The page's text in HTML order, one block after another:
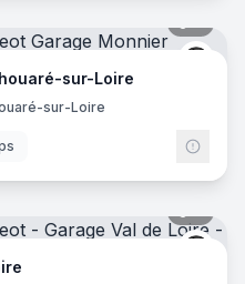
sur-Loire
sur-Loire